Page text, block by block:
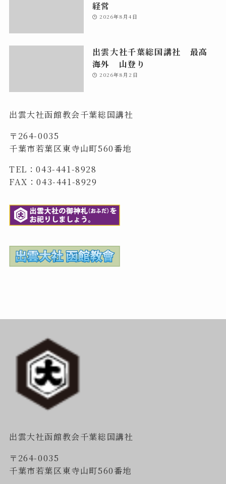
経営
2026年8月4日
出雲大社千葉総国講社 最高
海外 山登り
2026年8月2日
出雲大社函館教会千葉総国講社
〒264-0035
千葉市若葉区東寺山町560番地
TEL：043-441-8928
FAX：043-441-8929
出雲大社函館教会千葉総国講社
〒264-0035
千葉市若葉区東寺山町560番地